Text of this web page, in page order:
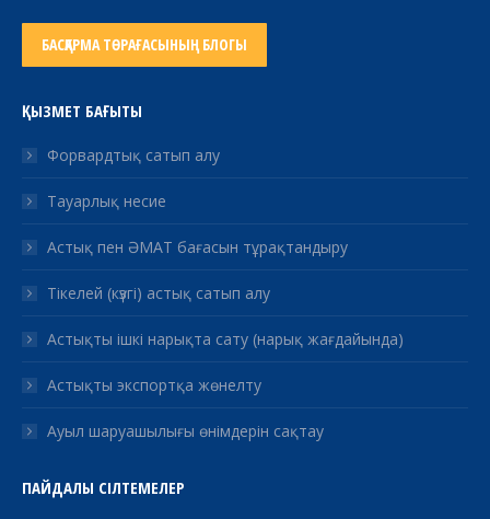
БАСҚАРМА ТӨРАҒАСЫНЫҢ БЛОГЫ
ҚЫЗМЕТ БАҒЫТЫ
Форвардтық сатып алу
Тауарлық несие
Астық пен ӘМАТ бағасын тұрақтандыру
Тікелей (күзгі) астық сатып алу
Астықты ішкі нарықта сату (нарық жағдайында)
Астықты экспортқа жөнелту
Ауыл шаруашылығы өнімдерін сақтау
ПАЙДАЛЫ СІЛТЕМЕЛЕР